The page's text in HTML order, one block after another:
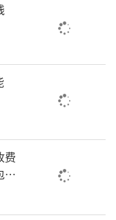
费
比